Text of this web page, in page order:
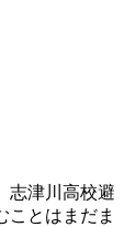
志津川高校避
ことはまだま